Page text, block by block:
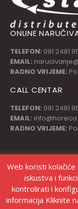
ONLINE
EMAIL:
RADNO VRIJEME:
EMAIL:
RADNO VRIJEME:
Web koristi
iskustva i
kontrolirati i
informacija Kliknite